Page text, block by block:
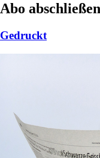
Abo abschließen
Gedruckt